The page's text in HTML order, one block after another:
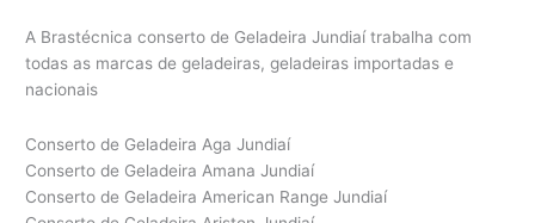
A Brastécnica conserto de Geladeira Jundiaí trabalha com
todas as marcas de geladeiras, geladeiras importadas e
nacionais
Conserto de Geladeira Aga Jundiaí
Conserto de Geladeira Amana Jundiaí
Conserto de Geladeira American Range Jundiaí